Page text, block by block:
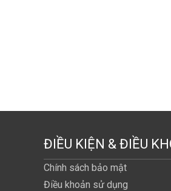
ĐIỀU KIỆN & ĐIỀU
Chính sách bảo mật
Điều khoản sử dụng